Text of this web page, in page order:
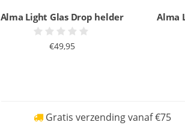
Alma Light Glas Drop helder
€49,95
Alma
Gratis verzending vanaf €75